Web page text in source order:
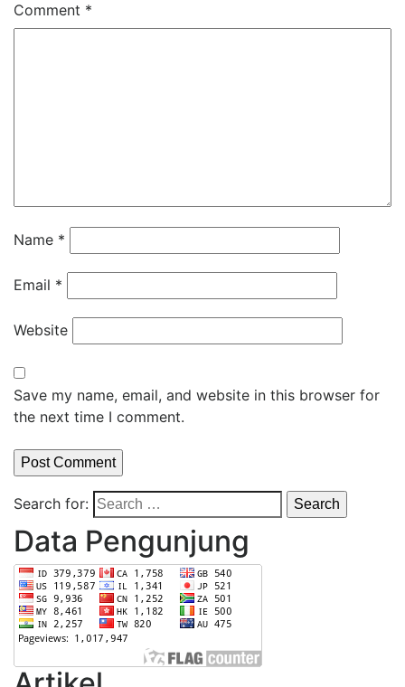
Comment *
Name *
Email *
Website
Save my name, email, and website in this browser for
the next time I comment.
Search for:
Data Pengunjung